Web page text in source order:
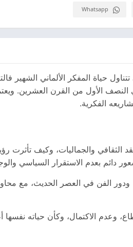
Whatsapp
حياة المفكر الألماني الشهير
النصف الأول من القرن العشرين.
الفكرية.
الثقافي والجماليات، وكيف تأثرت
دائم بعدم الاستقرار السياسي
ودور الفن في العصر الحديث، مع
وعدم الاكتمال، وكأن حياته